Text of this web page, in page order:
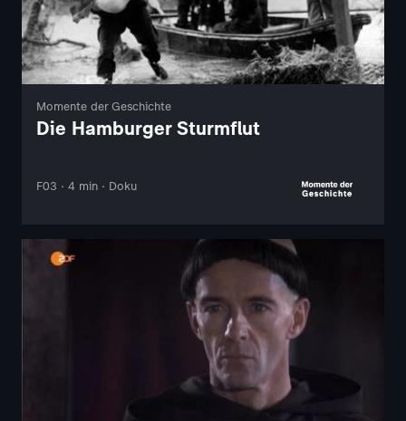
Momente der Geschichte
Die Hamburger Sturmflut
F03 · 4 min · Doku